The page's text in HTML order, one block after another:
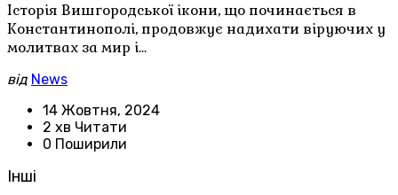
Історія Вишгородської ікони, що починається в
Константинополі, продовжує надихати віруючих у
молитвах за мир і…
від News
14 Жовтня, 2024
2 хв Читати
0 Поширили
Інші